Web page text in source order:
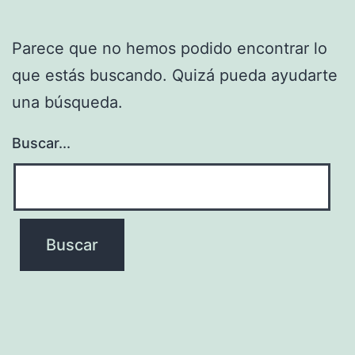
Parece que no hemos podido encontrar lo
que estás buscando. Quizá pueda ayudarte
una búsqueda.
Buscar...